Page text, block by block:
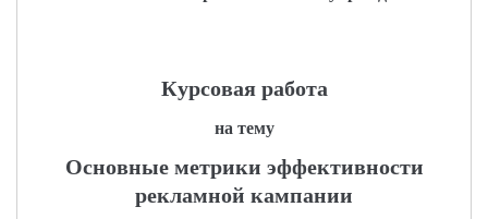
Курсовая работа
на тему
Основные метрики эффективности
рекламной кампании